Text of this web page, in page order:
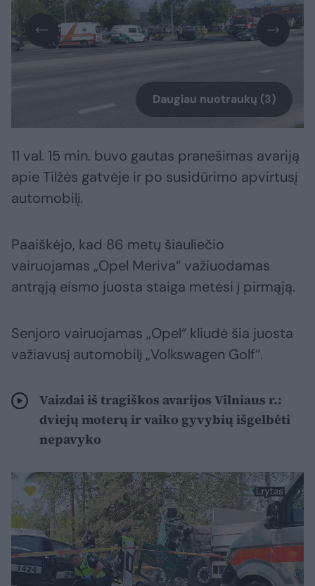
Daugiau nuotraukų (3)
11 val. 15 min. buvo gautas pranešimas avariją
apie Tilžės gatvėje ir po susidūrimo apvirtusį
automobilį.
Paaiškėjo, kad 86 metų šiauliečio
vairuojamas „Opel Meriva“ važiuodamas
antrąją eismo juosta staiga metėsi į pirmąją.
Senjoro vairuojamas „Opel“ kliudė šia juosta
važiavusį automobilį „Volkswagen Golf“.
Vaizdai iš tragiškos avarijos Vilniaus r.:
dviejų moterų ir vaiko gyvybių išgelbėti
nepavyko